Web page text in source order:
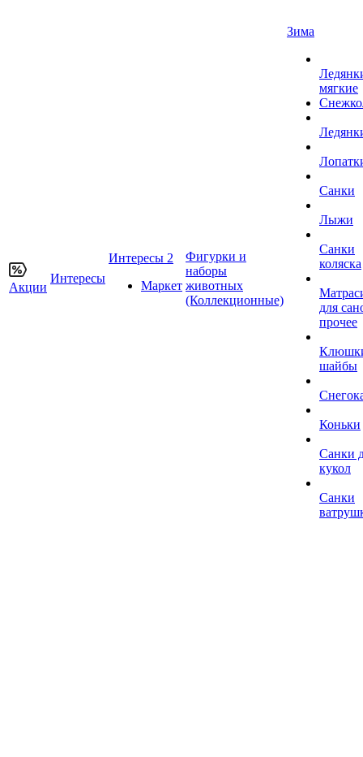
Акции
Интересы
Интересы 2
Маркет
Фигурки и
наборы
животных
(Коллекционные)
Зима
мягкие
Санки
Лыжи
Санки
коляска
для
прочее
шайбы
Коньки
Санки
кукол
Санки